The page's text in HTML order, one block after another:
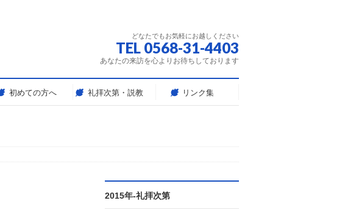
どなたでもお気軽にお越しください
TEL 0568-31-4403
あなたの来訪を心よりお待ちしております
初めての方へ 礼拝次第・説教 リンク集
2015年-礼拝次第